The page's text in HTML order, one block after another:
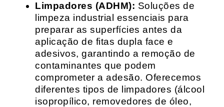
Limpadores (ADHM): Soluções de
limpeza industrial essenciais para
preparar as superfícies antes da
aplicação de fitas dupla face e
adesivos, garantindo a remoção de
contaminantes que podem
comprometer a adesão. Oferecemos
diferentes tipos de limpadores (álcool
isopropílico, removedores de óleo,